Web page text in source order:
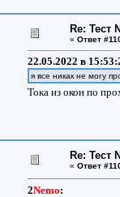
Re: Тест
« Ответ
22.05.2022 в
я все никак не могу
Тока из окон по
Re: Тест
« Ответ
2Nemo: